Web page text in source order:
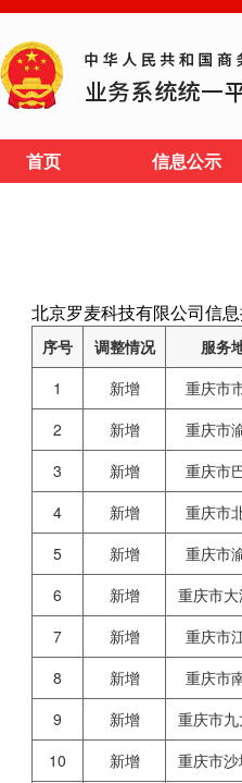
首页 信息公示
北京罗麦科技有限公司信
序号 调整情况 服务
1
新增 重庆市
2
新增 重庆市
3
新增 重庆市
4
新增 重庆市
5
新增 重庆市
6
新增 重庆市
7
新增 重庆市
8
新增 重庆市
9
新增 重庆市
10
新增 重庆市